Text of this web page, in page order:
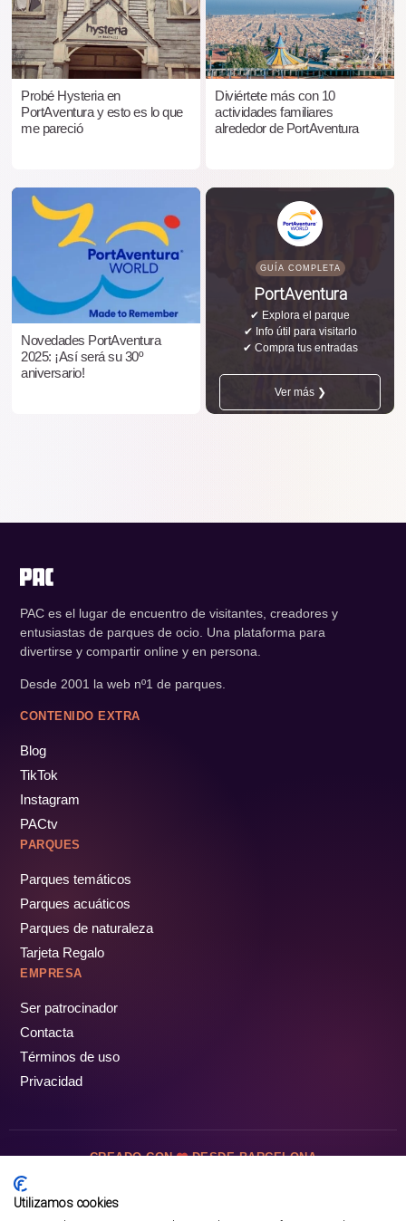
Probé Hysteria en
PortAventura y esto es lo que
me pareció
Diviértete más con 10
actividades familiares
alrededor de PortAventura
Novedades PortAventura
2025: ¡Así será su 30º
aniversario!
GUÍA COMPLETA
PortAventura
✔ Explora el parque
✔ Info útil para visitarlo
✔ Compra tus entradas
Ver más ❯
PAC es el lugar de encuentro de visitantes, creadores y
entusiastas de parques de ocio. Una plataforma para
divertirse y compartir online y en persona.
Desde 2001 la web nº1 de parques.
CONTENIDO EXTRA
Blog
TikTok
Instagram
PACtv
PARQUES
Parques temáticos
Parques acuáticos
Parques de naturaleza
Tarjeta Regalo
EMPRESA
Ser patrocinador
Contacta
Términos de uso
Privacidad
CREADO CON DESDE BARCELONA
Utilizamos cookies